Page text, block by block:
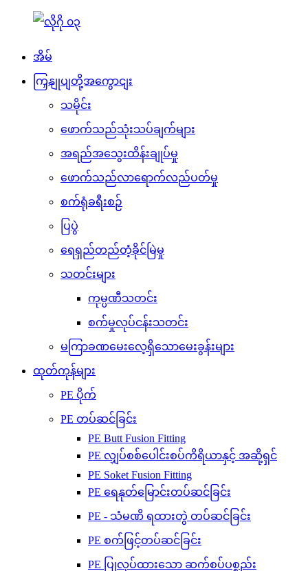
အိမ်
ကြှနျုပျတို့အကွောငျး
သမိုင်း
ဖောက်သည်သုံးသပ်ချက်များ
အရည်အသွေးထိန်းချုပ်မှု
ဖောက်သည်လာရောက်လည်ပတ်မှု
စက်ရုံခရီးစဉ်
ပြပွဲ
ရေရှည်တည်တံ့ခိုင်မြဲမှု
သတင်းများ
ကုမ္ပဏီသတင်း
စက်မှုလုပ်ငန်းသတင်း
မကြာခဏမေးလေ့ရှိသောမေးခွန်းများ
ထုတ်ကုန်များ
PE ပိုက်
PE တပ်ဆင်ခြင်း
PE Butt Fusion Fitting
PE လျှပ်စစ်ပေါင်းစပ်ကိရိယာနှင့် အဆို့ရှင်
PE Soket Fusion Fitting
PE ရေနုတ်မြောင်းတပ်ဆင်ခြင်း
PE - သံမဏိ ရထားတွဲ တပ်ဆင်ခြင်း
PE စက်ဖြင့်တပ်ဆင်ခြင်း
PE ပြုလုပ်ထားသော ဆက်စပ်ပစ္စည်း